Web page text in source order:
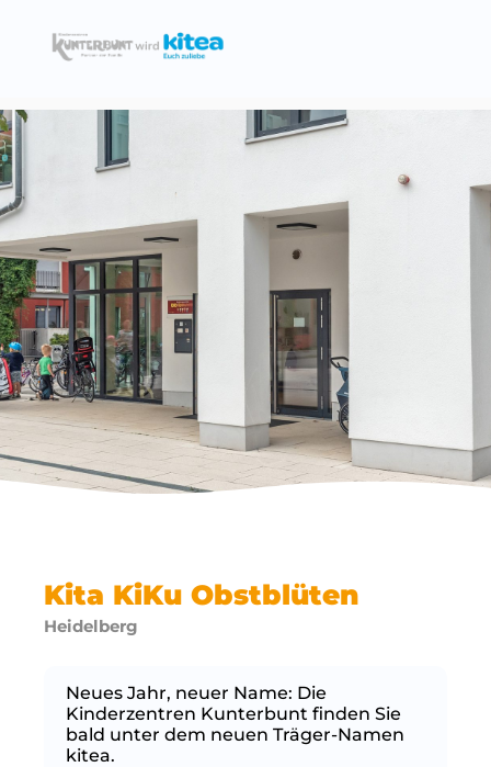
Kita KiKu Obstblüten
Heidelberg
Neues Jahr, neuer Name: Die
Kinderzentren Kunterbunt finden Sie
bald unter dem neuen Träger-Namen
kitea.